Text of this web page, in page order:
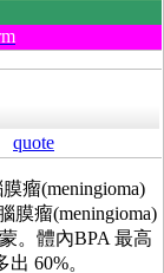
quote
瘤(meningioma)
膜瘤(meningioma)
。體內BPA 最高
60%。